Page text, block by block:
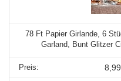
78 Ft Papier Girlande, 6
Garland, Bunt Glitzer